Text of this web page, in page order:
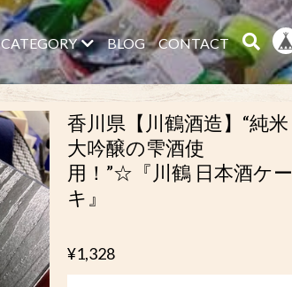
CATEGORY BLOG CONTACT
香川県【川鶴酒造】“純米
大吟醸の雫酒使
用！”☆『川鶴 日本酒ケー
キ』
¥1,328